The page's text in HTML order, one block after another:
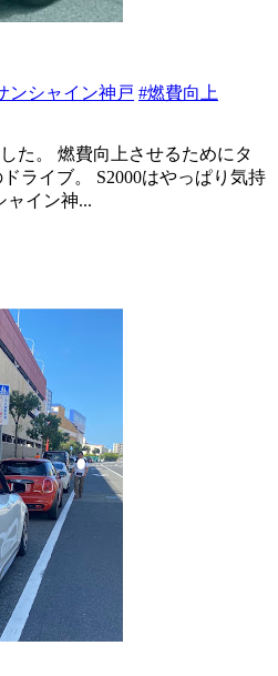
ンシャイン神戸 #燃費向上
た。 燃費向上させるためにタ
ライブ。 S2000はやっぱり気持
ャイン神...